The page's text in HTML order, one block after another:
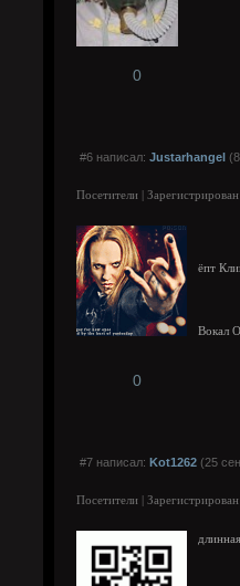
0
#6 написал: Justarhangel
Посетители |
ёпт
Вокал
0
#7 написал: Kot1262 (25
Посетители |